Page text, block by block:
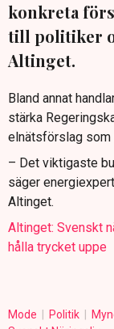
konkreta
till politiker
Altinget.
Bland annat
stärka
elnätsförslag som
– Det viktigaste
säger
Altinget.
Altinget: Svenskt
hålla trycket uppe
Mode Politik